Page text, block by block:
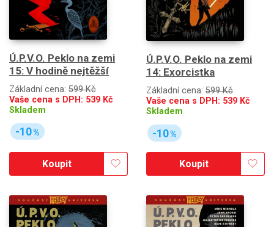
Ú.P.V.O. Peklo na zemi
15: V hodině nejtěžší
Základní cena: 599 Kč
Vaše cena s DPH: 539 Kč
Skladem
-10%
Koupit
Ú.P.V.O. Peklo na zemi
14: Exorcistka
Základní cena: 599 Kč
Vaše cena s DPH: 539 Kč
Skladem
-10%
Koupit